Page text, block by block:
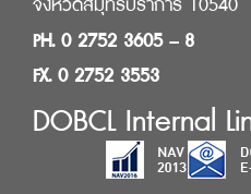
PH. 0 2752 3605 – 8
FX. 0 2752 3553
DOBCL Internal